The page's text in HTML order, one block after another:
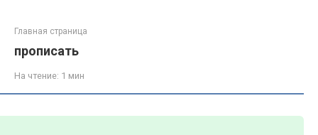
Главная страница
прописать
На чтение: 1 мин